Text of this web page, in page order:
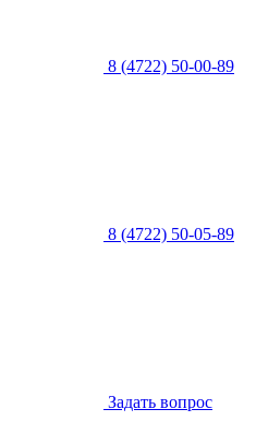
8 (4722) 50-00-89
8 (4722) 50-05-89
Задать вопрос